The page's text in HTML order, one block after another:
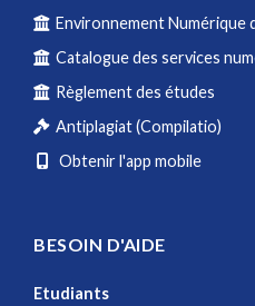
Environnement Numérique
Catalogue des services
Règlement des études
Antiplagiat (Compilatio)
Obtenir l'app mobile
BESOIN D'AIDE
Etudiants